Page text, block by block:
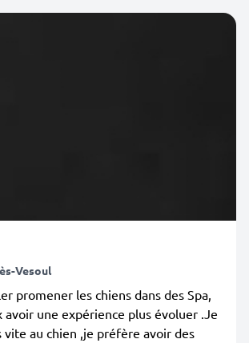
Vesoul
promener les chiens dans des Spa,
avoir une expérience plus évoluer .Je
vite au chien ,je préfère avoir des